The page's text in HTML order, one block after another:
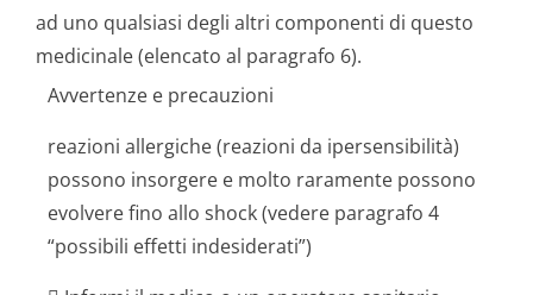
ad uno qualsiasi degli altri componenti di questo
medicinale (elencato al paragrafo 6).
Avvertenze e precauzioni
reazioni allergiche (reazioni da ipersensibilità)
possono insorgere e molto raramente possono
evolvere fino allo shock (vedere paragrafo 4
“possibili effetti indesiderati”)